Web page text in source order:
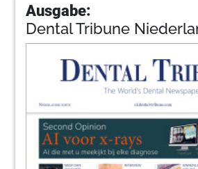
Ausgabe:
Dental Tribune